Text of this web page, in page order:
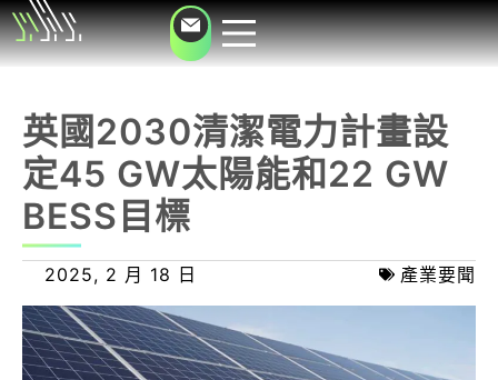
英國2030清潔電力計畫設
定45 GW太陽能和22 GW
BESS目標
2025, 2 月 18 日 產業要聞